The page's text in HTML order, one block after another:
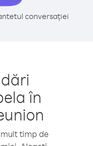
conversației
în
timp de